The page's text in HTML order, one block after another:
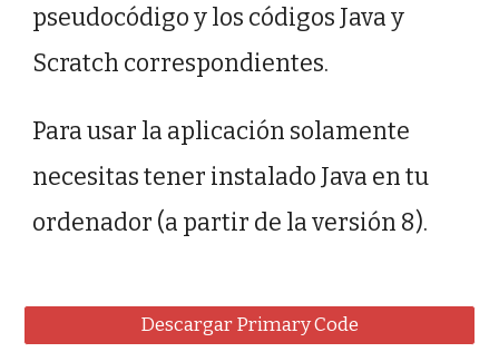
pseudocódigo y los códigos Java y
Scratch correspondientes.
Para usar la aplicación solamente
necesitas tener instalado Java en tu
ordenador (a partir de la versión 8).
Descargar Primary Code